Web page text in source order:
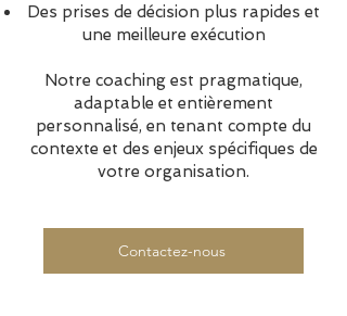
Des prises de décision plus rapides et
une meilleure exécution
Notre coaching est pragmatique,
adaptable et entièrement
personnalisé, en tenant compte du
contexte et des enjeux spécifiques de
votre organisation.
Contactez-nous